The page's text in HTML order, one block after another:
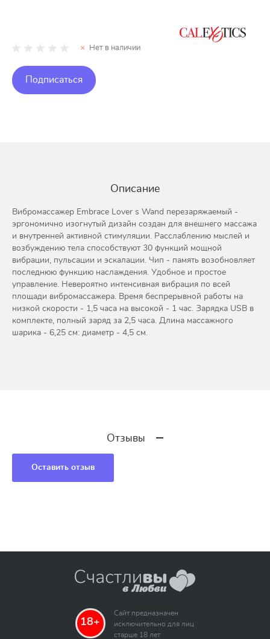
Нет в наличии
Подписаться
Описание
Вибромассажер Embrace Lover s Wand перезаряжаемый -
эргономично изогнутый дизайн создан для внешнего массажа
и внутренней активной стимуляции. Расслаблению мыслей и
возбуждению тела способствуют 30 функций мощной
вибрации, пульсации и эскалации. Чип - память возобновляет
последнюю функцию наслаждения. Удобное и простое
управление. Невероятно интенсивная вибрация по всей
площади вибромассажера. Время беспрерывной работы на
низкой скорости - 1,5 часа на высокой - 1 час. Зарядка USB в
комплекте, полный заряд за 2,5 часа. Длина массажного
шарика - 6,25 см: диаметр - 4,5 см.
Отзывы
Оставить отзыв
18+
Сайт предназначен
исключительно для лиц
старше 18 лет